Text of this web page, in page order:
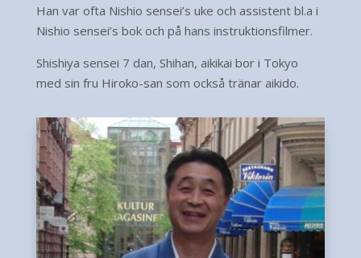
Han var ofta Nishio sensei’s uke och assistent bl.a i
Nishio sensei’s bok och på hans instruktionsfilmer.
Shishiya sensei 7 dan, Shihan, aikikai bor i Tokyo
med sin fru Hiroko-san som också tränar aikido.